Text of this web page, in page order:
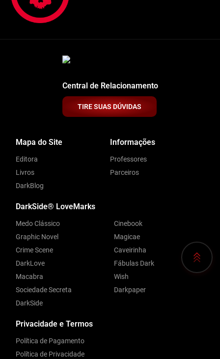
Central de Relacionamento
TIRE SUAS DÚVIDAS
Privacidade e Termos
Política de Pagamento
Política de Privacidade
Mapa do Site
Editora
Livros
DarkBlog
Informações
Professores
Parceiros
DarkSide® LoveMarks
Medo Clássico
Graphic Novel
Crime Scene
DarkLove
Macabra
Sociedade Secreta
DarkSide
Cinebook
Magicae
Caveirinha
Fábulas Dark
Wish
Darkpaper